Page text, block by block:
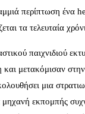
περίπτωση ένα
τα τελευταία
παιχνιδιού
μετακόμισαν
μια
μηχανή εκπομπής